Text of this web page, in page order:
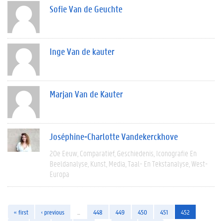
Sofie Van de Geuchte
Inge Van de kauter
Marjan Van de Kauter
Joséphine-Charlotte Vandekerckhove
20e Eeuw Comparatief Geschiedenis Iconografie En
Beeldanalyse Kunst Media Taal- En Tekstanalyse West-
Europa
« first ‹ previous 448 449 450 451
452